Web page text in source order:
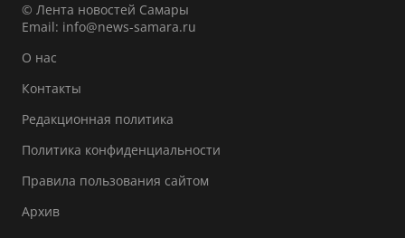
© Лента новостей Самары
Email: info@news-samara.ru
О нас
Контакты
Редакционная политика
Политика конфиденциальности
Правила пользования сайтом
Архив